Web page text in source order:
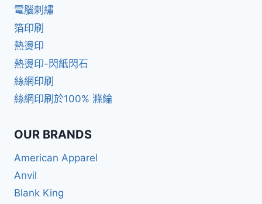
電腦刺繡
箔印刷
熱燙印
熱燙印-閃紙閃石
絲網印刷
絲網印刷於100% 滌綸
OUR BRANDS
American Apparel
Anvil
Blank King